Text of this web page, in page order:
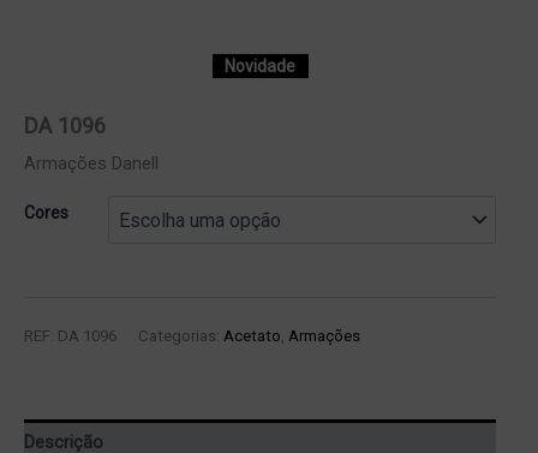
Novidade
DA 1096
Armações Danell
Cores
REF: DA 1096 Categorias: Acetato, Armações
Descrição